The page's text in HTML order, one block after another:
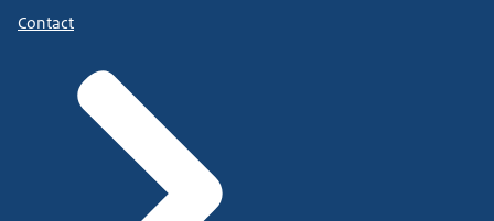
Contact